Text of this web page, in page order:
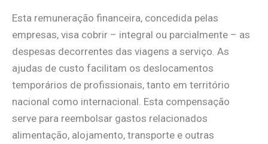
Esta remuneração financeira, concedida pelas
empresas, visa cobrir – integral ou parcialmente – as
despesas decorrentes das viagens a serviço. As
ajudas de custo facilitam os deslocamentos
temporários de profissionais, tanto em território
nacional como internacional. Esta compensação
serve para reembolsar gastos relacionados
alimentação, alojamento, transporte e outras